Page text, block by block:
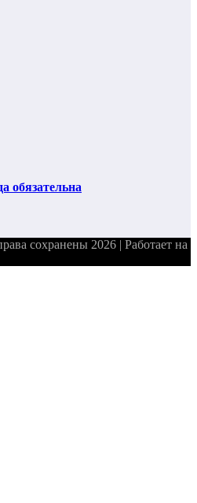
обязательна
сохранены 2026 | Работает на